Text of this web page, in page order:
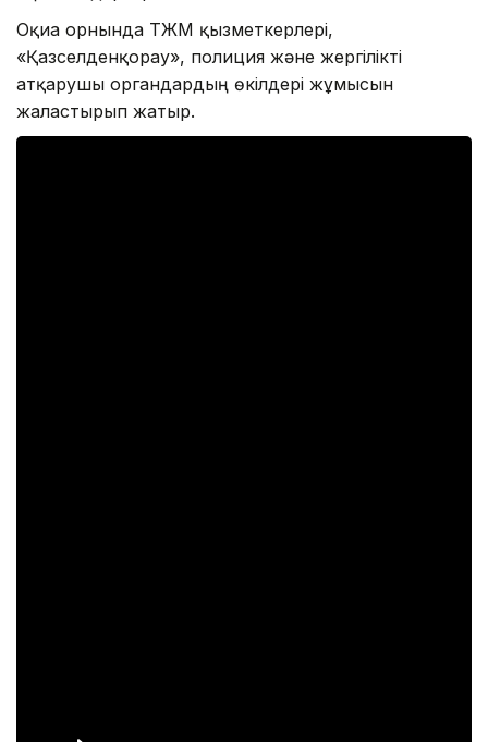
Оқиға орнында ТЖМ қызметкерлері,
«Қазселденқорғау», полиция және жергілікті
атқарушы органдардың өкілдері жұмысын
жалғастырып жатыр.